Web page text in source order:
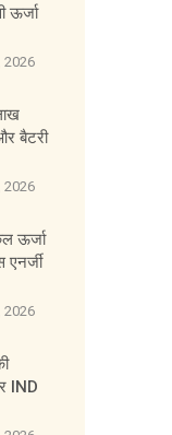
ऊर्जा
2026
बैटरी
2026
ऊर्जा
एनर्जी
2026
IND